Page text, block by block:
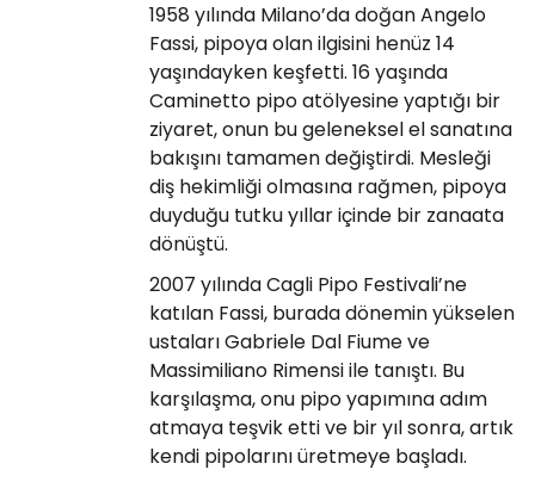
Rustik
200
Viking
9 mm Filtre
Filtresiz
Rustik
B Grade
Billiard
Brandy
Bulldog
Cherrywood
Liverpool
Poker
Sandblast
Smooth
Smooth
Özel Seri
A Grade
B Grade
C Grade
Lületaşı Pipo Filtresi
SuperMix Pipo Filtresi
1958 yılında Milano’da doğan Angelo
Fassi, pipoya olan ilgisini henüz 14
yaşındayken keşfetti. 16 yaşında
Caminetto pipo atölyesine yaptığı bir
ziyaret, onun bu geleneksel el sanatına
bakışını tamamen değiştirdi. Mesleği
diş hekimliği olmasına rağmen, pipoya
duyduğu tutku yıllar içinde bir zanaata
dönüştü.
2007 yılında Cagli Pipo Festivali’ne
katılan Fassi, burada dönemin yükselen
ustaları Gabriele Dal Fiume ve
Massimiliano Rimensi ile tanıştı. Bu
karşılaşma, onu pipo yapımına adım
atmaya teşvik etti ve bir yıl sonra, artık
kendi pipolarını üretmeye başladı.